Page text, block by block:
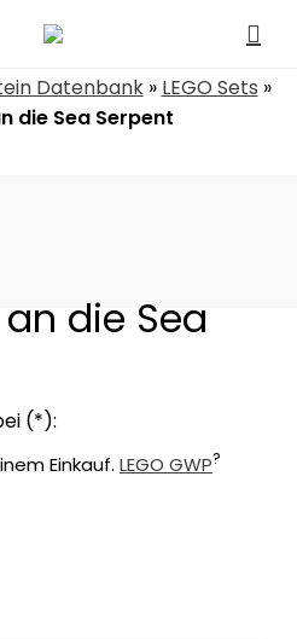
Datenbank» LEGO Sets »
die Sea Serpent
die Sea
Einkauf. LEGO GWP?